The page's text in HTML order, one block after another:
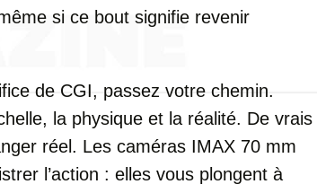
si ce bout signifie revenir
de CGI, passez votre chemin.
la physique et la réalité. De vrais
réel. Les caméras IMAX 70 mm
l’action : elles vous plongent à